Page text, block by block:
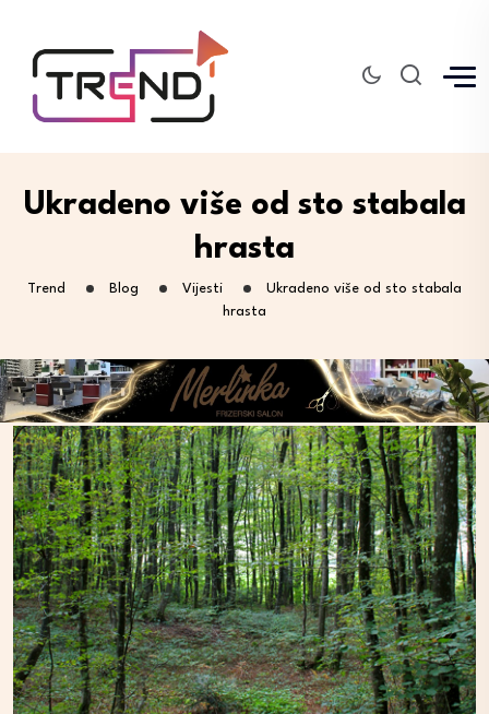
Ukradeno više od sto stabala
hrasta
Trend Blog Vijesti
Ukradeno više od sto stabala
hrasta